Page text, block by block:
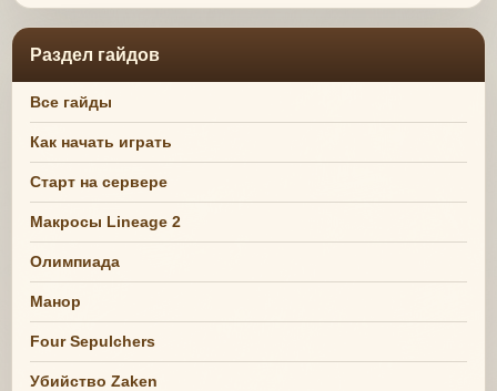
Раздел гайдов
Все гайды
Как начать играть
Старт на сервере
Макросы Lineage 2
Олимпиада
Манор
Four Sepulchers
Убийство Zaken